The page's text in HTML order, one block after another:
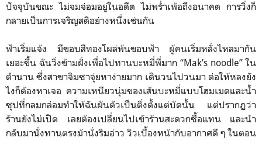
ปัจจุบันขณะ ไม่จมจ่อมอยู่ในอดีต ไม่พร่ำเพ้อถึงอนาคต การวิ่งก็
กลายเป็นการเจริญสติอย่างหนึ่งเช่นกัน
ฟ้าเริ่มแจ้ง มีขอบสีทองโผล่พ้นขอบฟ้า ผู้คนเริ่มหลั่งไหลมากัน
เยอะขึ้น ฉันวิ่งข้ามฝั่งเพื่อไปทานบะหมี่พี่มาก “Mak’s noodle” ใน
ตำนาน ซึ่งสาขาจิมซาจุ่ยหาง่ายมาก เดินวนไปวนมา ต่อให้หลงยัง
ไงก็ต้องหาเจอ ความเหนียวนุ่มของเส้นบะหมี่แบบโฮมเมดและน้ำ
ซุปที่กลมกล่อมทำให้ฉันผันตัวเป็นติ่งตั้งแต่บัดนั้น แต่ปรากฏว่า
ร้านยังไม่เปิด เลยต้องเปลี่ยนไปเข้าร้านสะดวกซื้อแทน และนำ
กลับมานั่งทานตรงม้านั่งริมอ่าว วิวเบื้องหน้ากับอากาศดี ๆ ในตอน